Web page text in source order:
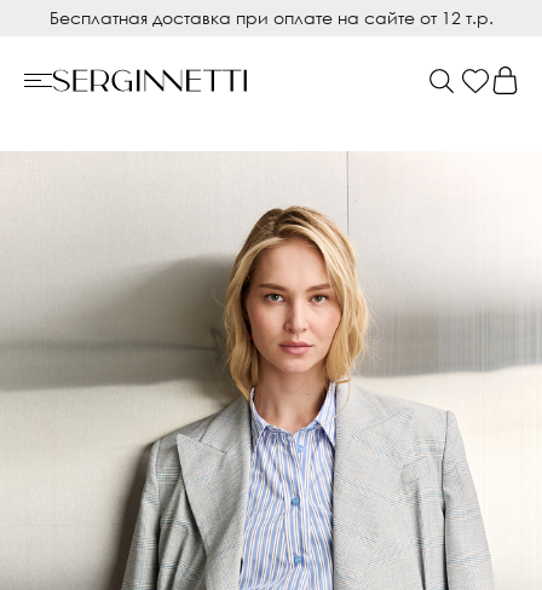
Бесплатная доставка при оплате на сайте от 12 т.р.